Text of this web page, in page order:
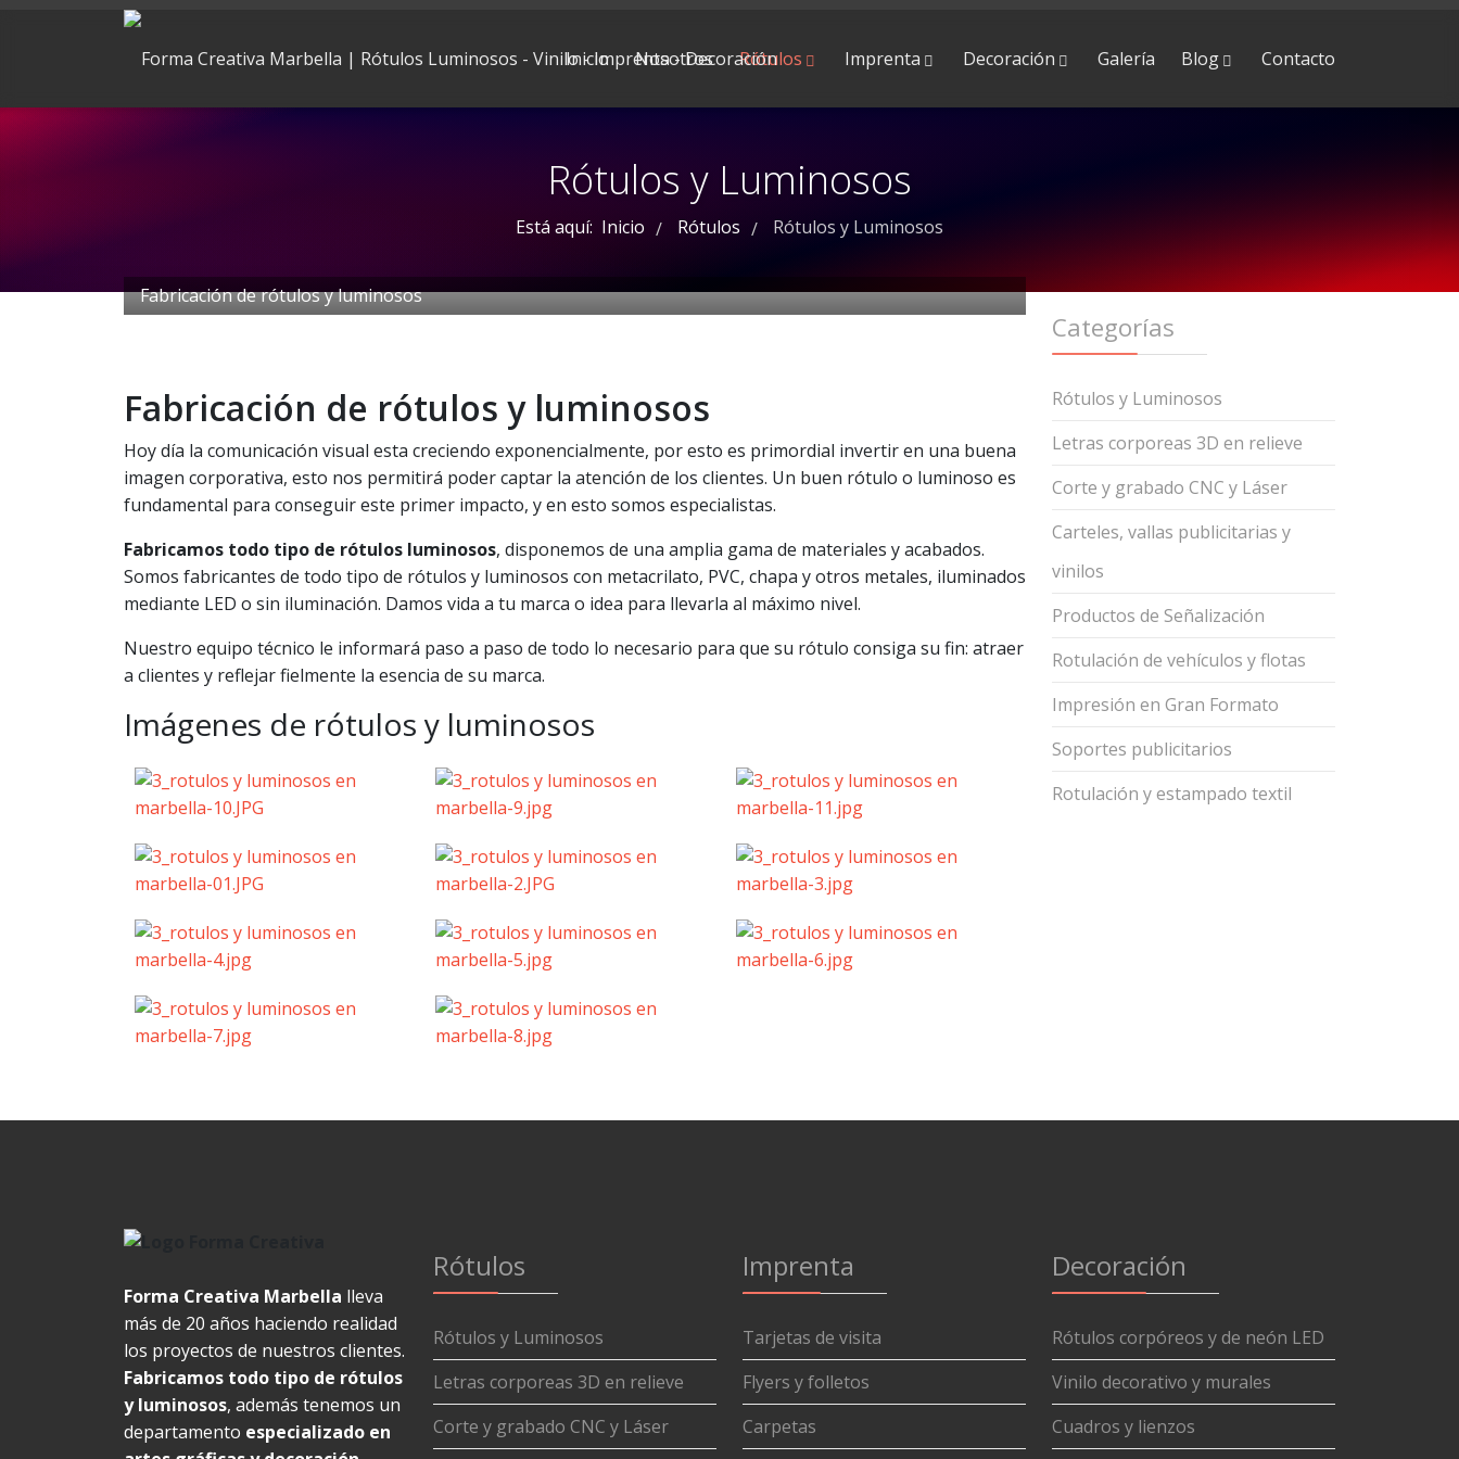
Inicio Nosotros Rótulos Imprenta Decoración Galería Blog Contacto
Rótulos y Luminosos
Está aquí: Inicio / Rótulos / Rótulos y Luminosos
Fabricación de rótulos y luminosos
Fabricación de rótulos y luminosos
Hoy día la comunicación visual esta creciendo exponencialmente, por esto es primordial invertir en una buena
imagen corporativa, esto nos permitirá poder captar la atención de los clientes. Un buen rótulo o luminoso es
fundamental para conseguir este primer impacto, y en esto somos especialistas.
Fabricamos todo tipo de rótulos luminosos, disponemos de una amplia gama de materiales y acabados.
Somos fabricantes de todo tipo de rótulos y luminosos con metacrilato, PVC, chapa y otros metales, iluminados
mediante LED o sin iluminación. Damos vida a tu marca o idea para llevarla al máximo nivel.
Nuestro equipo técnico le informará paso a paso de todo lo necesario para que su rótulo consiga su fin: atraer
a clientes y reflejar fielmente la esencia de su marca.
Imágenes de rótulos y luminosos
Categorías
Rótulos y Luminosos
Letras corporeas 3D en relieve
Corte y grabado CNC y Láser
Carteles, vallas publicitarias y
vinilos
Productos de Señalización
Rotulación de vehículos y flotas
Impresión en Gran Formato
Soportes publicitarios
Rotulación y estampado textil
Forma Creativa Marbella lleva
más de 20 años haciendo realidad
los proyectos de nuestros clientes.
Fabricamos todo tipo de rótulos
y luminosos, además tenemos un
departamento especializado en
Rótulos
Rótulos y Luminosos
Letras corporeas 3D en relieve
Corte y grabado CNC y Láser
Imprenta
Tarjetas de visita
Flyers y folletos
Carpetas
Decoración
Rótulos corpóreos y de neón LED
Vinilo decorativo y murales
Cuadros y lienzos